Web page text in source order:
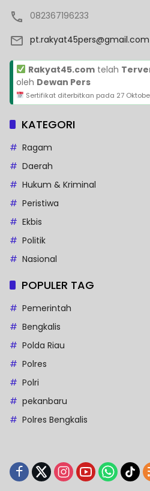
082367196233
pt.rakyat45pers@gmail.com
Rakyat45.comtelah
oleh Dewan Pers
Sertifikat diterbitkan pada 27
KATEGORI
Ragam
Daerah
Hukum & Kriminal
Peristiwa
Ekbis
Politik
Nasional
POPULER TAG
Pemerintah
Bengkalis
Polda Riau
Polres
Polri
pekanbaru
Polres Bengkalis